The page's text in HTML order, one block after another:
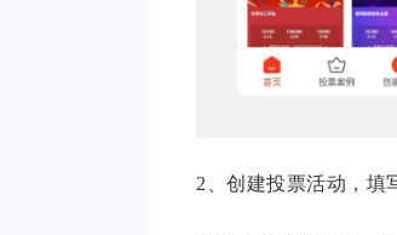
2、创建投票活动，填